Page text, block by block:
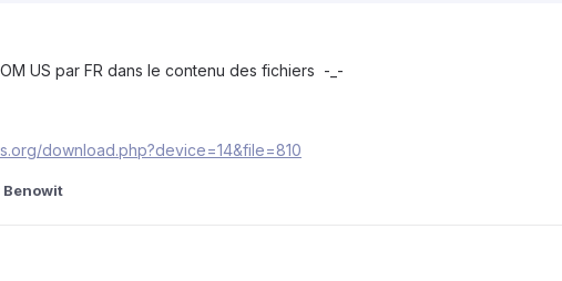
US par FR dans le contenu des fichiers -_-
download.php?device=14&file=810
Benowit